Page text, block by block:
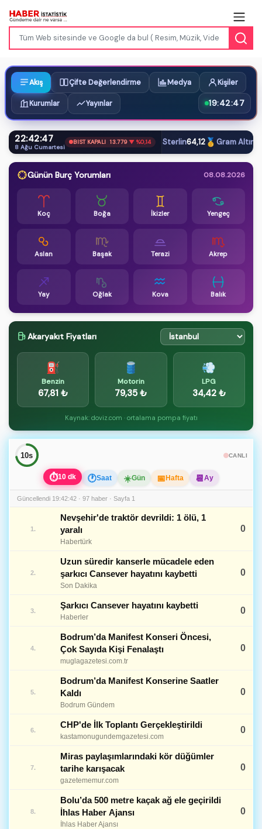
Akış Çifte Değerlendirme Medya Kişiler
Kurumlar Yayınlar 19:42:47
22:42:47
8 Ağu Cumartesi
BIST KAPALI 13.779▼ %0,14
$Dolar47,61€ Euro54,87£Sterlin64,12🥇Gram Altın
Günün Burç Yorumları 08.08.2026
Koç Boğa İkizler Yengeç
Aslan Başak Terazi Akrep
Yay Oğlak Kova Balık
Akaryakıt Fiyatları
⛽
Benzin
67,81 ₺
🛢️
Motorin
79,35 ₺
💨
LPG
34,42 ₺
Kaynak: doviz.com · ortalama pompa fiyatı
9s
⏱10 dk 🕐Saat ☀️Gün 📅 Hafta 📆 Ay
CANLI
Güncellendi 19:42:42 · 97 haber · Sayfa 1
1.
Nevşehir'de traktör devrildi: 1 ölü, 1
yaralı
Habertürk
0
2.
Uzun süredir kanserle mücadele eden
şarkıcı Cansever hayatını kaybetti
Son Dakika
0
3.
Şarkıcı Cansever hayatını kaybetti
Haberler
0
4.
Bodrum’da Manifest Konseri Öncesi,
Çok Sayıda Kişi Fenalaştı
muglagazetesi.com.tr
0
5.
Bodrum’da Manifest Konserine Saatler
Kaldı
Bodrum Gündem
0
6.
CHP'de İlk Toplantı Gerçekleştirildi
kastamonugundemgazetesi.com
0
7.
Miras paylaşımlarındaki kör düğümler
tarihe karışacak
gazetememur.com
0
8.
Bolu’da 500 metre kaçak ağ ele geçirildi
İhlas Haber Ajansı
İhlas Haber Ajansı
0